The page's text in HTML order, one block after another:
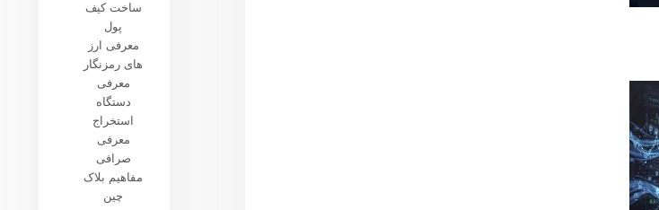
ساخت کیف
پول
معرفی ارز
های رمزنگار
معرفی
دستگاه
استخراج
معرفی
صرافی
مفاهیم بلاک
چین